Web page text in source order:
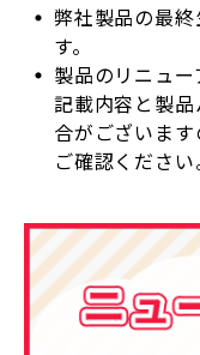
弊社製品の最
す。
製品のリニュ
記載内容と製
合がございま
ご確認ください